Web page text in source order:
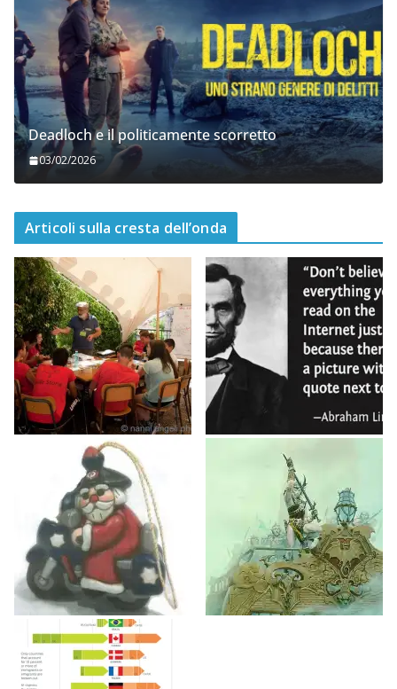
Deadloch e il politicamente scorretto
03/02/2026
Articoli sulla cresta dell’onda